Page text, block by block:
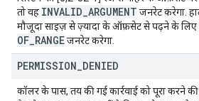
तो वह INVALID ARGUMENT जनरेट करेगा.
मौजूदा साइज़ से ज़्यादा के ऑफ़सेट से पढ़ने के लिए
OF RANGEजनरेट करेगा.
PERMISSION DENIED
कॉलर के पास, तय की गई कार्रवाई को पूरा करने